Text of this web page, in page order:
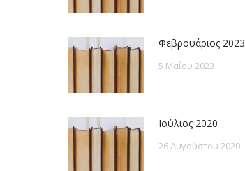
Φεβρουάριος 2023
5 Μαΐου 2023
Ιούλιος 2020
26 Αυγούστου 2020